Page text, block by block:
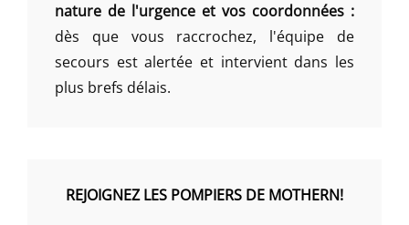
nature de l'urgence et vos coordonnées :
dès que vous raccrochez, l'équipe de
secours est alertée et intervient dans les
plus brefs délais.
REJOIGNEZ LES POMPIERS DE MOTHERN!